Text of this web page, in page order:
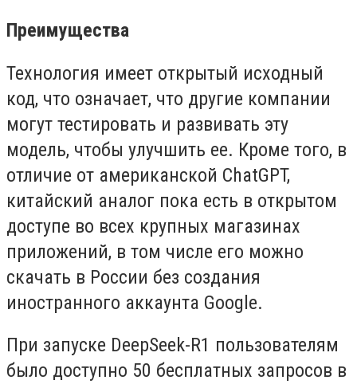
Преимущества
Технология имеет открытый исходный
код, что означает, что другие компании
могут тестировать и развивать эту
модель, чтобы улучшить ее. Кроме того, в
отличие от американской ChatGPT,
китайский аналог пока есть в открытом
доступе во всех крупных магазинах
приложений, в том числе его можно
скачать в России без создания
иностранного аккаунта Google.
При запуске DeepSeek-R1 пользователям
было доступно 50 бесплатных запросов в